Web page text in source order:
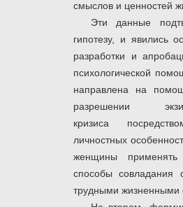
смыслов и ценностей
Эти данные
гипотезу, и явились
разработки и
психологической
направлена на
разрешении
кризиса
личностных
женщины применять
способы совладания
трудными жизненными